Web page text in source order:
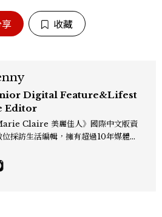
收藏
Digital Feature&Lifest
Editor
Claire 美麗佳人》國際中文版資
位採訪生活編輯，擁有超過10年媒體與
、奢華旅宿、旅遊景點、航空等領域，
獵3C家電、居家生活範疇，具備實測